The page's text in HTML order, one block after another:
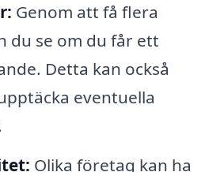
Genom att få flera
du se om du får ett
Detta kan också
eventuella
Olika företag kan ha